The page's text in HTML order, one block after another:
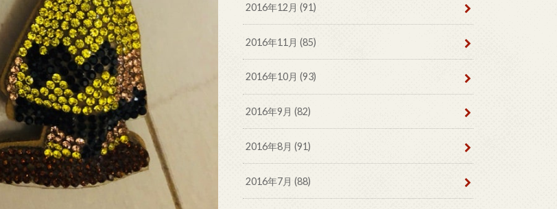
2016年12月 (91)
2016年11月 (85)
2016年10月 (93)
2016年9月 (82)
2016年8月 (91)
2016年7月 (88)